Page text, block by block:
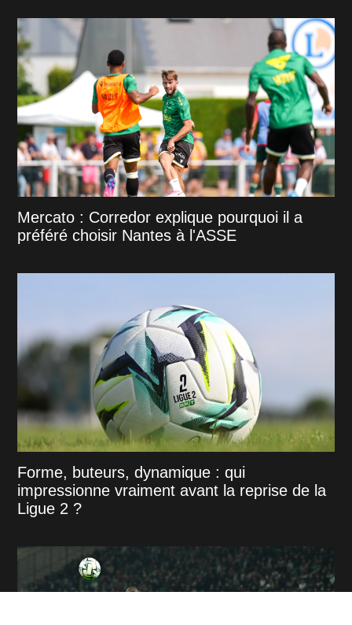
Mercato : Corredor explique pourquoi il a
préféré choisir Nantes à l'ASSE
Forme, buteurs, dynamique : qui
impressionne vraiment avant la reprise de la
Ligue 2 ?